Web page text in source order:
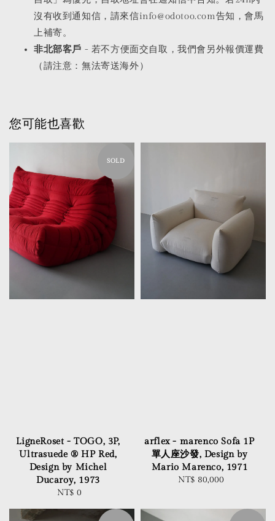
沒有收到通知信，請來信info@odotoo.com告知，會馬
上補寄。
非北部客戶 - 若不方便面交自取，我們會另外報價運費
（請注意：無法寄送海外）
您可能也喜歡
SOLD
LigneRoset - TOGO, 3P,
Ultrasuede ® HP Red,
Design by Michel
Ducaroy, 1973
Regular
NT$ 0
arflex - marenco Sofa 1P
單人座沙發, Design by
Mario Marenco, 1971
Regular
NT$ 80,000